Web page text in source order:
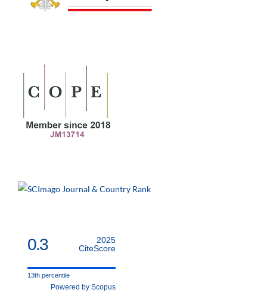
0.3
2025
CiteScore
13th percentile
Powered by Scopus